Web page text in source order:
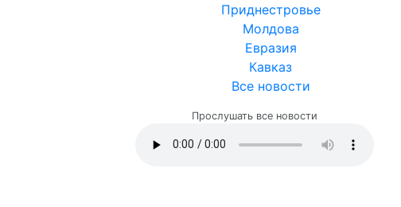
Приднестровье
Молдова
Евразия
Кавказ
Все новости
Прослушать все новости